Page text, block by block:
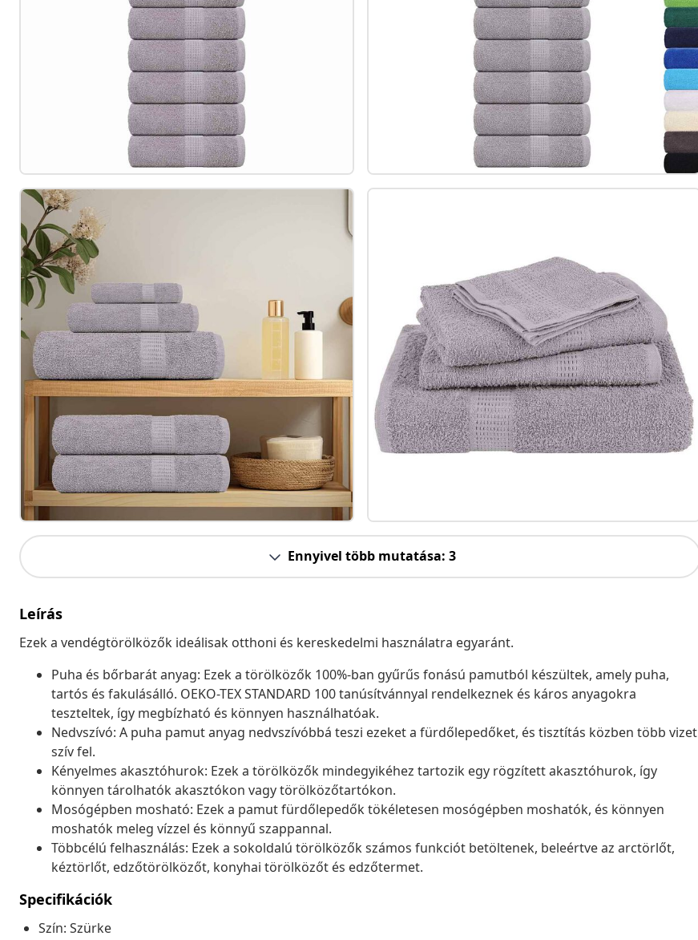
Ennyivel több mutatása: 3
Leírás
Ezek a vendégtörölközők ideálisak otthoni és kereskedelmi használatra egyaránt.
Puha és bőrbarát anyag: Ezek a törölközők 100%-ban gyűrűs fonású pamutból készültek, amely puha,
tartós és fakulásálló. OEKO-TEX STANDARD 100 tanúsítvánnyal rendelkeznek és káros anyagokra
teszteltek, így megbízható és könnyen használhatóak.
Nedvszívó: A puha pamut anyag nedvszívóbbá teszi ezeket a fürdőlepedőket, és tisztítás közben több vizet
szív fel.
Kényelmes akasztóhurok: Ezek a törölközők mindegyikéhez tartozik egy rögzített akasztóhurok, így
könnyen tárolhatók akasztókon vagy törölközőtartókon.
Mosógépben mosható: Ezek a pamut fürdőlepedők tökéletesen mosógépben moshatók, és könnyen
moshatók meleg vízzel és könnyű szappannal.
Többcélú felhasználás: Ezek a sokoldalú törölközők számos funkciót betöltenek, beleértve az arctörlőt,
kéztörlőt, edzőtörölközőt, konyhai törölközőt és edzőtermet.
Specifikációk
Szín: Szürke